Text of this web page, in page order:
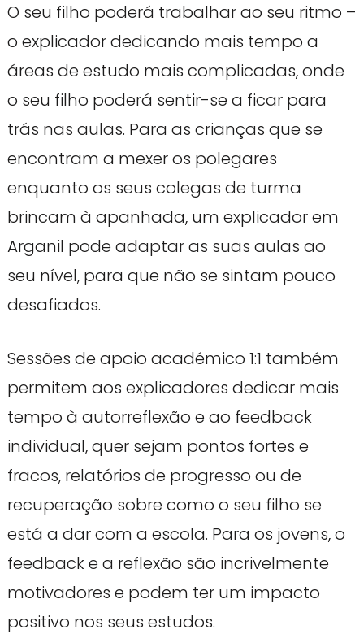
O seu filho poderá trabalhar ao seu ritmo –
o explicador dedicando mais tempo a
áreas de estudo mais complicadas, onde
o seu filho poderá sentir-se a ficar para
trás nas aulas. Para as crianças que se
encontram a mexer os polegares
enquanto os seus colegas de turma
brincam à apanhada, um explicador em
Arganil pode adaptar as suas aulas ao
seu nível, para que não se sintam pouco
desafiados.
Sessões de apoio académico 1:1 também
permitem aos explicadores dedicar mais
tempo à autorreflexão e ao feedback
individual, quer sejam pontos fortes e
fracos, relatórios de progresso ou de
recuperação sobre como o seu filho se
está a dar com a escola. Para os jovens, o
feedback e a reflexão são incrivelmente
motivadores e podem ter um impacto
positivo nos seus estudos.